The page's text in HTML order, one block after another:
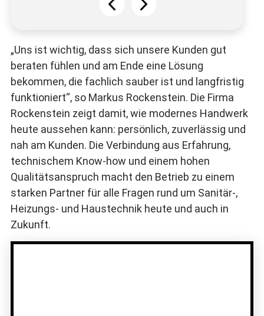
„Uns ist wichtig, dass sich unsere Kunden gut
beraten fühlen und am Ende eine Lösung
bekommen, die fachlich sauber ist und langfristig
funktioniert“, so Markus Rockenstein. Die Firma
Rockenstein zeigt damit, wie modernes Handwerk
heute aussehen kann: persönlich, zuverlässig und
nah am Kunden. Die Verbindung aus Erfahrung,
technischem Know-how und einem hohen
Qualitätsanspruch macht den Betrieb zu einem
starken Partner für alle Fragen rund um Sanitär-,
Heizungs- und Haustechnik heute und auch in
Zukunft.